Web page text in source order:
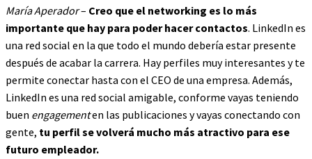
María Aperador– Creo que el networking es lo más
importante que hay para poder hacer contactos. LinkedIn es
una red social en la que todo el mundo debería estar presente
después de acabar la carrera. Hay perfiles muy interesantes y te
permite conectar hasta con el CEO de una empresa. Además,
LinkedIn es una red social amigable, conforme vayas teniendo
buen engagementen las publicaciones y vayas conectando con
gente, tu perfil se volverá mucho más atractivo para ese
futuro empleador.